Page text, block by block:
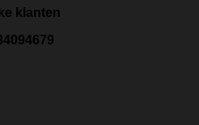
klanten